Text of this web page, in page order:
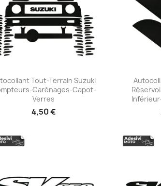
+23
Tout-Terrain Suzuki
Carénages-Capot-
Verres
4,50 €